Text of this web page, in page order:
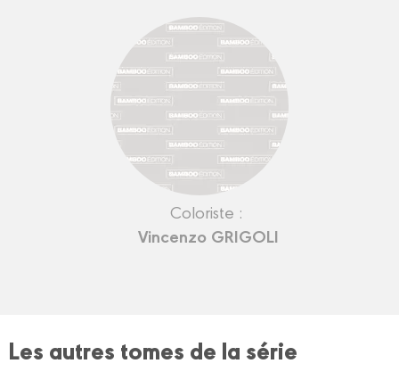
Coloriste :
Vincenzo GRIGOLI
Les autres tomes de la série